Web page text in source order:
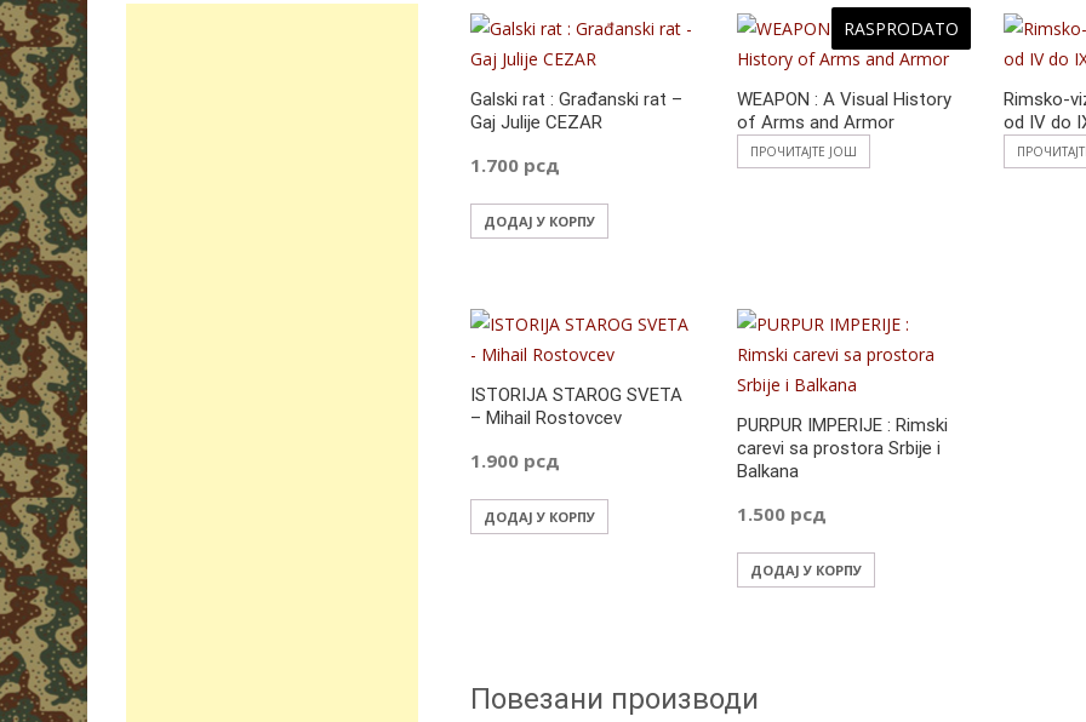
Galski rat : Građanski rat –
Gaj Julije CEZAR
1.700 рсд
ДОДАЈ У КОРПУ
RASPRODATO
WEAPON : A Visual History
of Arms and Armor
ПРОЧИТАЈТЕ ЈОШ
Rimsko-
od IV do
ISTORIJA STAROG SVETA
– Mihail Rostovcev
1.900 рсд
ДОДАЈ У КОРПУ
PURPUR IMPERIJE : Rimski
carevi sa prostora Srbije i
Balkana
1.500 рсд
ДОДАЈ У КОРПУ
Повезани производи